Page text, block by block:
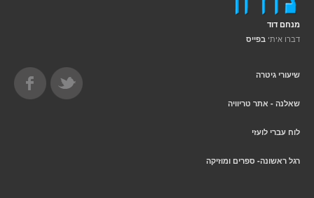
מנחם דוד
דברו איתי בפייס
שיעורי גיטרה
שאלנה - אתר טריוויה
לוח עברי לועזי
רגל ראשונה- ספרים ומוזיקה